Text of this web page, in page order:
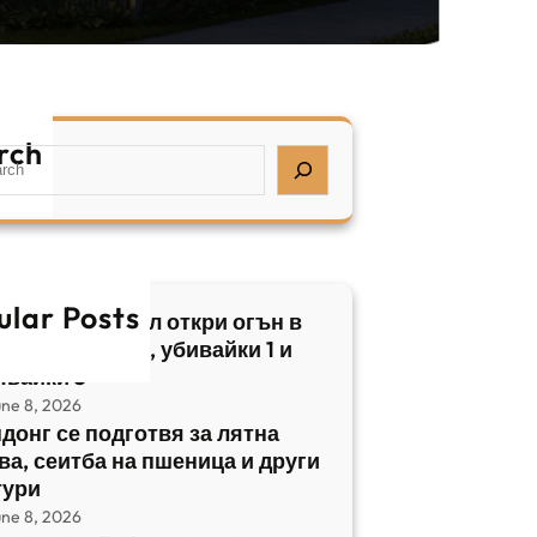
Posts
нападател откри огън в
Израел, убивайки 1 и
5
8, 2026
се подготвя за лятна
сеитба на пшеница и други
8, 2026